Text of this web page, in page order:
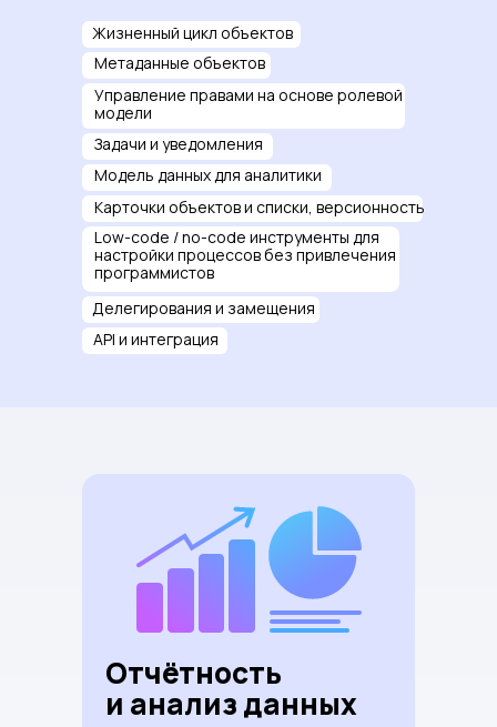
Жизненный цикл объектов
Метаданные объектов
Задачи и уведомления
Low-code / no-code инструменты для
настройки процессов без привлечения
программистов
Управление правами на основе ролевой
модели
Модель данных для аналитики
Делегирования и замещения
API и интеграция
Карточки объектов и списки, версионность
Отчётность
и анализ данных